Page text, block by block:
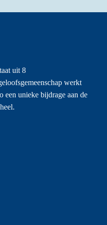
uit 8
werkt
een unieke bijdrage aan de